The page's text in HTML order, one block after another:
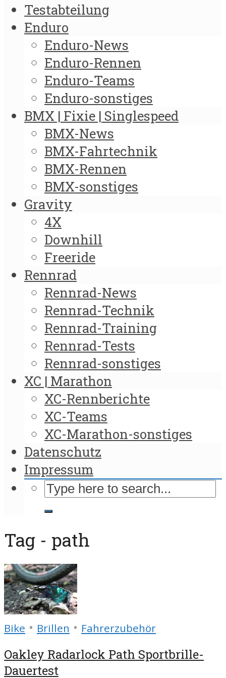
Testabteilung
Enduro
Enduro-News
Enduro-Rennen
Enduro-Teams
Enduro-sonstiges
BMX | Fixie | Singlespeed
BMX-News
BMX-Fahrtechnik
BMX-Rennen
BMX-sonstiges
Gravity
4X
Downhill
Freeride
Rennrad
Rennrad-News
Rennrad-Technik
Rennrad-Training
Rennrad-Tests
Rennrad-sonstiges
XC | Marathon
XC-Rennberichte
XC-Teams
XC-Marathon-sonstiges
Datenschutz
Impressum
Tag - path
Bike • Brillen • Fahrerzubehör
Oakley Radarlock Path Sportbrille-
Dauertest